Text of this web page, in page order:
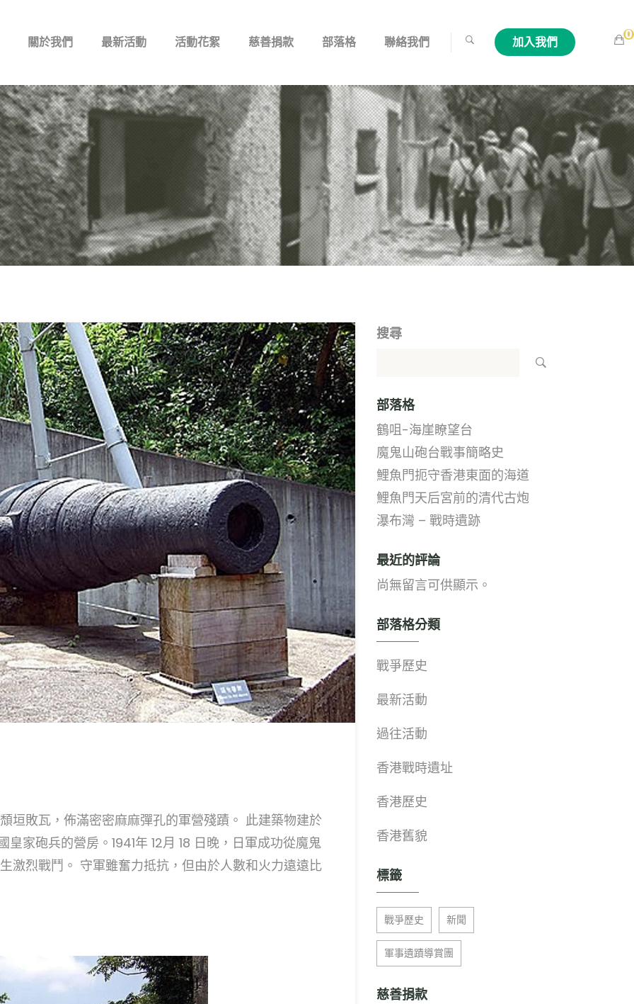
關於我們 最新活動 活動花絮 慈善捐款 部落格 聯絡我們 加入我們 0
垣敗瓦，佈滿密密麻麻彈孔的軍營殘蹟。 此建築物建於
皇家砲兵的營房。1941年 12月 18 日晚，日軍成功從魔鬼
激烈戰鬥。 守軍雖奮力抵抗，但由於人數和火力遠遠比
搜尋
部落格
鶴咀-海崖瞭望台
魔鬼山砲台戰事簡略史
鯉魚門扼守香港東面的海道
鯉魚門天后宮前的清代古炮
瀑布灣 – 戰時遺跡
最近的評論
尚無留言可供顯示。
部落格分類
戰爭歷史
最新活動
過往活動
香港戰時遺址
香港歷史
香港舊貌
標籤
戰爭歷史 新聞
軍事遺蹟導賞團
慈善捐款